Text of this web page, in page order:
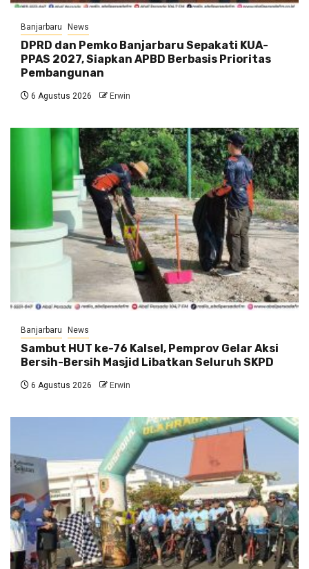
Banjarbaru News
DPRD dan Pemko Banjarbaru Sepakati KUA-
PPAS 2027, Siapkan APBD Berbasis Prioritas
Pembangunan
6 Agustus 2026 Erwin
Banjarbaru News
Sambut HUT ke-76 Kalsel, Pemprov Gelar Aksi
Bersih-Bersih Masjid Libatkan Seluruh SKPD
6 Agustus 2026 Erwin